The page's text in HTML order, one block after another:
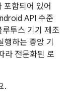
포함되어 있어
API 수준
투스 기기 제조
하는 중앙 기
라 전문화된 로
.